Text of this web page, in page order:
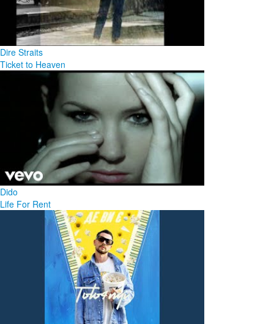
Dire Straits
Ticket to Heaven
Dido
Life For Rent